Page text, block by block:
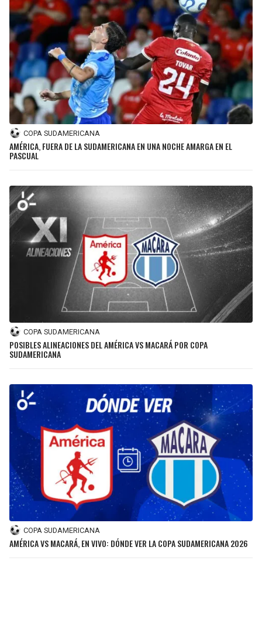
COPA SUDAMERICANA
AMÉRICA, FUERA DE LA SUDAMERICANA EN UNA NOCHE AMARGA EN EL
PASCUAL
COPA SUDAMERICANA
POSIBLES ALINEACIONES DEL AMÉRICA VS MACARÁ POR COPA
SUDAMERICANA
COPA SUDAMERICANA
AMÉRICA VS MACARÁ, EN VIVO: DÓNDE VER LA COPA SUDAMERICANA 2026